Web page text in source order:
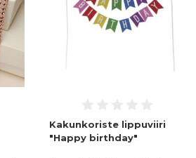
Kakunkoriste lippuviiri
"Happy birthday"